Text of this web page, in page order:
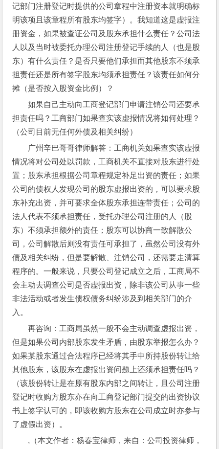
记部门注册登记时提供的公司章程中注册资本就明确标
明该项且该章程所有股东均签字）。我知道这是虚报注
册资金，如果被查证公司及股东承担什么责任？公司法
人以及当时被委托办理公司注册登记手续的人（也是股
东）有什么责任？是否只要他们承担而其他股东不须承
担责任还是所有签字股东均须承担责任？该责任如何分
摊（是否按入股资金比例）？
如果自己主动向工商登记部门申请注销公司还要承
担责任吗？工商部门如果查实该虚报情况将如何处理？
（公司目前无任何外债及相关纠纷）
广州辛巴哥哥律师解答：工商机关如果查实该虚报
情况将对公司处以罚款，工商机关不直接对股东进行处
置；股东承担根据公司章程规定补足出资的责任；如果
公司的债权人发现公司的股东虚报出资的，可以要求股
东补充出资，并可要求全体股东承担连带责任；公司的
法人代表不须承担责任，受托办理公司注册的人（股
东）不须承担额外的责任；股东可以协商一致解散公
司，公司解散后则没有责任可承担了，虽然公司没有外
债及相关纠纷，但是要解散、注销公司，还需要走清算
程序的。一般来说，只要公司登记成立之后，工商局不
会主动去调查公司是否虚报出资，除非该公司从事一些
非法活动或者发生债权债务纠纷涉及到相关部门的介
入。
再咨询：工商局虽然一般不会主动调查虚报出资，
但是如果公司内部股东发生矛盾，由股东举报怎么办？
如果某股东通过合法程序已经将其手中所持股份转让给
其他股东，该股东在虚报出资问题上还须承担责任吗？
（该股份转让是在原有股东内部之间转让，且公司注册
登记时收购方股东亦在向工商登记部门提交的出资协议
书上签字认可的，即该收购方股东在公司成立时亦参与
了虚假出资）。
,（本文作者：杨春宝律师，来自：公司投资律师，